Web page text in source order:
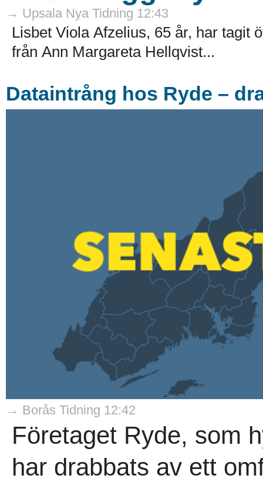
→ Upsala Nya Tidning 12:43
Lisbet Viola Afzelius, 65 år, har tagit
från Ann Margareta Hellqvist...
Dataintrång hos Ryde –
→ Borås Tidning 12:42
Företaget Ryde, som
har drabbats av ett